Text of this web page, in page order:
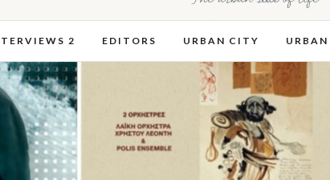
2 EDITORS URBAN CITY